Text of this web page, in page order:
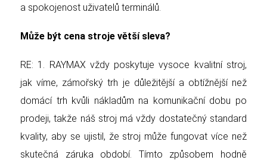
a spokojenost uživatelů terminálů.
Může být cena stroje větší sleva?
RE: 1. RAYMAX vždy poskytuje vysoce kvalitní stroj,
jak víme, zámořský trh je důležitější a obtížnější než
domácí trh kvůli nákladům na komunikační dobu po
prodeji, takže náš stroj má vždy dostatečný standard
kvality, aby se ujistil, že stroj může fungovat více než
skutečná záruka období. Tímto způsobem hodně